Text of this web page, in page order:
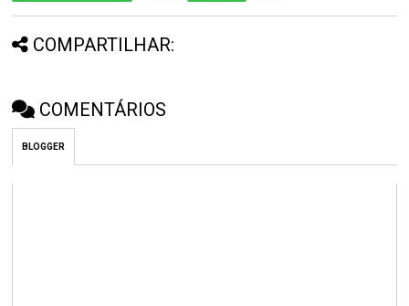
COMPARTILHAR:
COMENTÁRIOS
BLOGGER